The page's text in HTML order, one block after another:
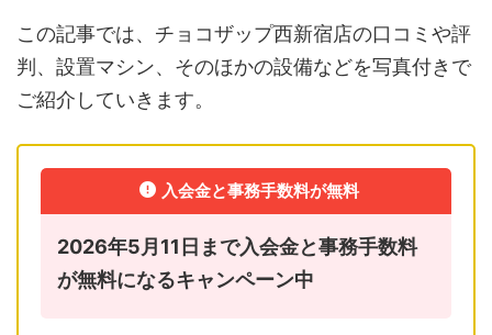
この記事では、チョコザップ西新宿店の口コミや評
判、設置マシン、そのほかの設備などを写真付きで
ご紹介していきます。
入会金と事務手数料が無料
2026年5月11日まで入会金と事務手数料
が無料になるキャンペーン中